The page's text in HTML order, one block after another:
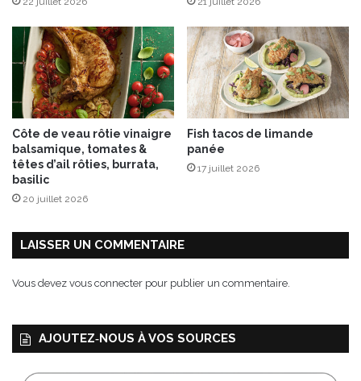
g
e
Côte de veau rôtie vinaigre
balsamique, tomates &
têtes d’ail rôties, burrata,
basilic
20 juillet 2026
Fish tacos de limande
panée
17 juillet 2026
LAISSER UN COMMENTAIRE
Vous devez vous connecter pour publier un commentaire.
AJOUTEZ‑NOUS À VOS SOURCES